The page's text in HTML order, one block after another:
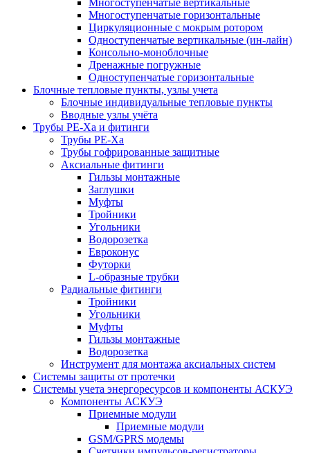
Многоступенчатые вертикальные
Многоступенчатые горизонтальные
Циркуляционные с мокрым ротором
Одноступенчатые вертикальные (ин-лайн)
Консольно-моноблочные
Дренажные погружные
Одноступенчатые горизонтальные
Блочные тепловые пункты, узлы учета
Блочные индивидуальные тепловые пункты
Вводные узлы учёта
Трубы РЕ-Ха и фитинги
Трубы РЕ-Ха
Трубы гофрированные защитные
Аксиальные фитинги
Гильзы монтажные
Заглушки
Муфты
Тройники
Угольники
Водорозетка
Евроконус
Футорки
L-образные трубки
Радиальные фитинги
Тройники
Угольники
Муфты
Гильзы монтажные
Водорозетка
Инструмент для монтажа аксиальных систем
Системы защиты от протечки
Системы учета энергоресурсов и компоненты АСКУЭ
Компоненты АСКУЭ
Приемные модули
Приемные модули
GSM/GPRS модемы